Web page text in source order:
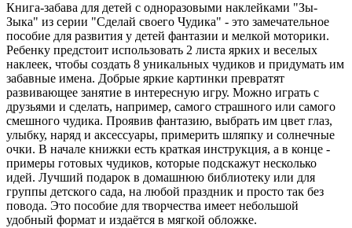
Книга-забава для детей с одноразовыми наклейками "Зы-
Зыка" из серии "Сделай своего Чудика" - это замечательное
пособие для развития у детей фантазии и мелкой моторики.
Ребенку предстоит использовать 2 листа ярких и веселых
наклеек, чтобы создать 8 уникальных чудиков и придумать им
забавные имена. Добрые яркие картинки превратят
развивающее занятие в интересную игру. Можно играть с
друзьями и сделать, например, самого страшного или самого
смешного чудика. Проявив фантазию, выбрать им цвет глаз,
улыбку, наряд и аксессуары, примерить шляпку и солнечные
очки. В начале книжки есть краткая инструкция, а в конце -
примеры готовых чудиков, которые подскажут несколько
идей. Лучший подарок в домашнюю библиотеку или для
группы детского сада, на любой праздник и просто так без
повода. Это пособие для творчества имеет небольшой
удобный формат и издаётся в мягкой обложке.